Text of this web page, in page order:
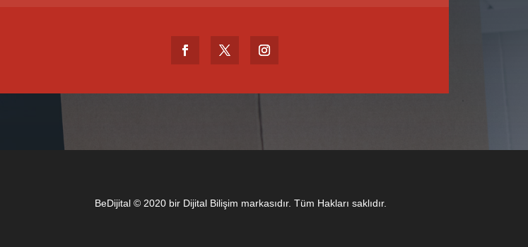
BeDijital © 2020 bir Dijital Bilişim markasıdır. Tüm Hakları saklıdır.